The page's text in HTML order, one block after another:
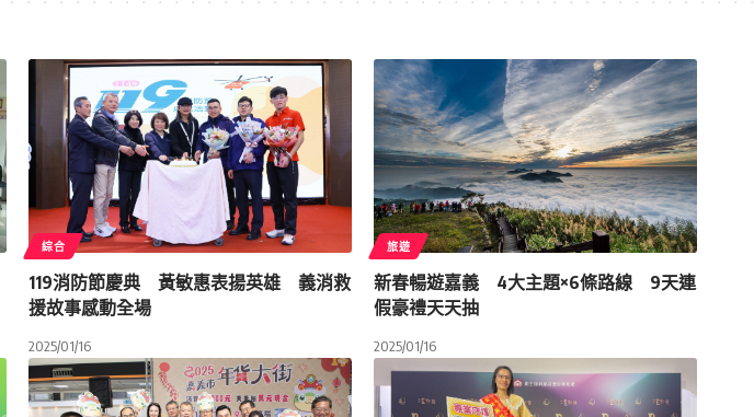
綜合
119消防節慶典 黃敏惠表揚英雄 義消救
援故事感動全場
2025/01/16
旅遊
新春暢遊嘉義 4大主題×6條路線 9天連
假豪禮天天抽
2025/01/16